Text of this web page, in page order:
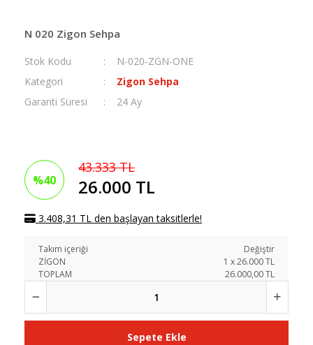
N 020 Zigon Sehpa
Stok Kodu
N-020-ZGN-ONE
Kategori
Zigon Sehpa
Garanti Süresi
24 Ay
%40
43.333 TL
26.000 TL
3.408,31 TL den başlayan taksitlerle!
Takım içeriği
Değiştir
ZİGON
1 x26.000TL
TOPLAM
26.000,00 TL
Sepete Ekle